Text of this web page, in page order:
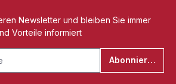
Newsletter und bleiben Sie immer
Vorteile informiert
Abonnieren